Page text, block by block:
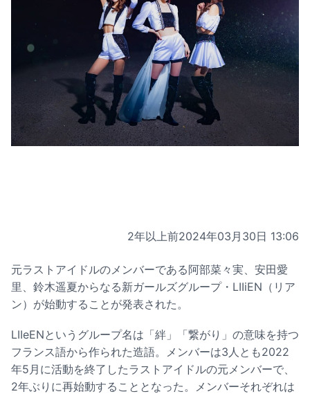
2年以上前2024年03月30日 13:06
元ラストアイドルのメンバーである阿部菜々実、安田愛
里、鈴木遥夏からなる新ガールズグループ・LIIiEN（リア
ン）が始動することが発表された。
LIIeENというグループ名は「絆」「繋がり」の意味を持つ
フランス語から作られた造語。メンバーは3人とも2022
年5月に活動を終了したラストアイドルの元メンバーで、
2年ぶりに再始動することとなった。メンバーそれぞれは